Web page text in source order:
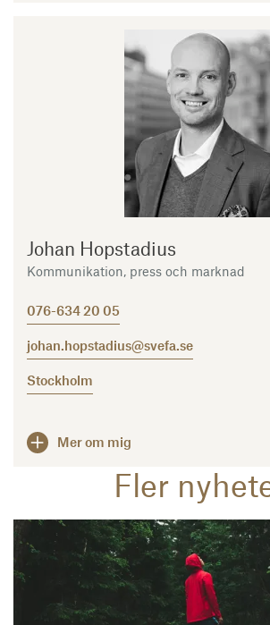
Johan Hopstadius
Kommunikation, press och marknad
076-634 20 05
johan.hopstadius@svefa.se
Stockholm
Mer om mig
Fler
Läs mer